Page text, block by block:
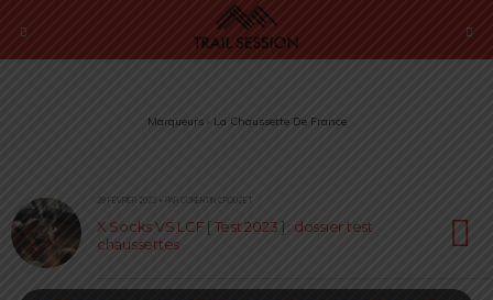
Marqueurs › La Chaussette De France
28 FÉVRIER 2023 • PAR CORENTIN CROUZET
X Socks VS LCF [ Test 2023 ] : dossier test
chaussettes